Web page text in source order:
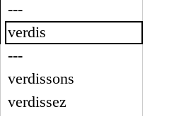
---
verdis
---
verdissons
verdissez